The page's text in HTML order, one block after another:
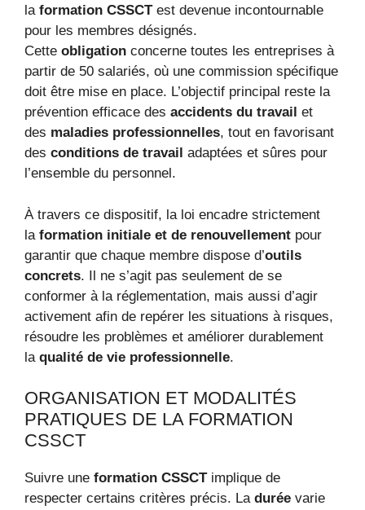
la formation CSSCTest devenue incontournable
pour les membres désignés.
Cette obligation concerne toutes les entreprises à
partir de 50 salariés, où une commission spécifique
doit être mise en place. L’objectif principal reste la
prévention efficace des accidents du travail et
des maladies professionnelles, tout en favorisant
des conditions de travail adaptées et sûres pour
l’ensemble du personnel.
À travers ce dispositif, la loi encadre strictement
la formation initiale et de renouvellement pour
garantir que chaque membre dispose d’outils
concrets. Il ne s’agit pas seulement de se
conformer à la réglementation, mais aussi d’agir
activement afin de repérer les situations à risques,
résoudre les problèmes et améliorer durablement
la qualité de vie professionnelle.
ORGANISATION ET MODALITÉS
PRATIQUES DE LA FORMATION
CSSCT
Suivre une formation CSSCTimplique de
respecter certains critères précis. La durée varie